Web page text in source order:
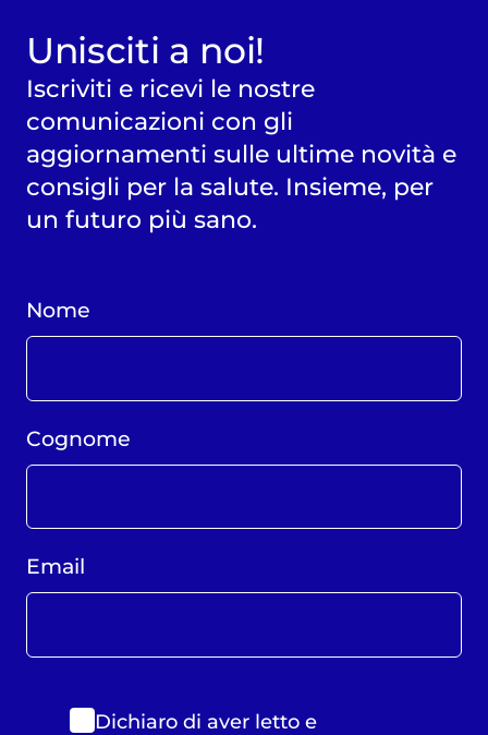
Unisciti a noi!
Iscriviti e ricevi le nostre
comunicazioni con gli
aggiornamenti sulle ultime novità e
consigli per la salute. Insieme, per
un futuro più sano.
Nome
Cognome
Email
Dichiaro di aver letto e